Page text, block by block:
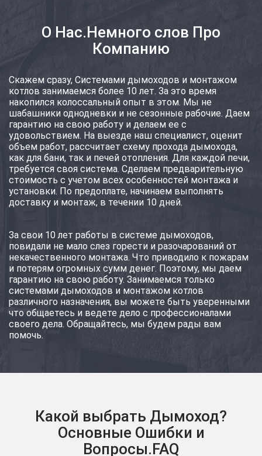
О Нас.Немного слов Про
Компанию
Скажем сразу, Системами дымоходов и монтажом
котлов занимаемся более 10 лет. За это время
накопился колоссальный опыт в этом. Мы не
шабашники однодневки и не сезонные рабочие. Даем
гарантию на свою работу и делаем ее с
удовольствием. На выезде наш специалист, оценит
объем работ, рассчитает схему прохода дымохода,
как для бани, так и печей отопления. Для каждой печи,
требуется своя система. Сделаем предварительную
стоимость с учетом всех особенностей монтажа и
установки. По предоплате, начинаем выполнять
доставку и монтаж, в течении 10 дней.
За свои 10 лет работы в системе дымоходов,
повидали не мало слез горести и разочарований от
некачественного монтажа. Что приводило к пожарам
и потерям огромных сумм денег. Поэтому, мы даем
гарантию на свою работу. Занимаемся только
системами дымоходов и монтажом котлов
различного назначения, вы можете быть уверенными
что общаетесь и ведете дело с профессионалами
своего дела. Обращайтесь, мы будем рады вам
помочь.
Какой выбрать Дымоход?
Основные Ошибки и
Вопросы.FAQ